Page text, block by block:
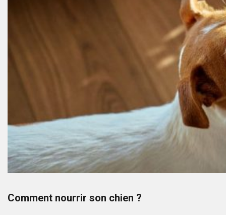
Comment nourrir son chien ?